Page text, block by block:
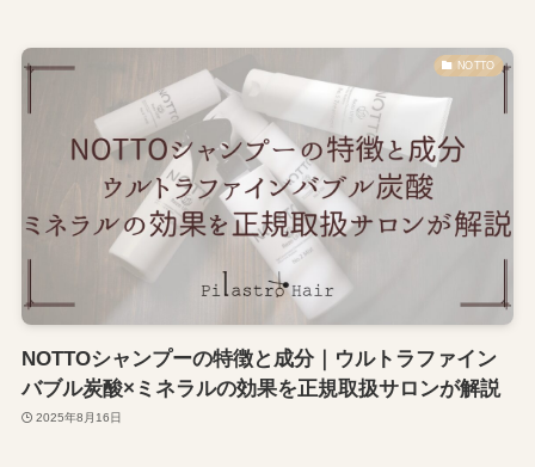
NOTTO
NOTTOシャンプーの特徴と成分｜ウルトラファイン
バブル炭酸×ミネラルの効果を正規取扱サロンが解説
2025年8月16日